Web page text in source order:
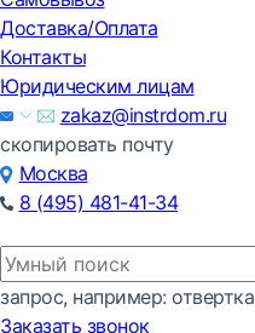
Доставка/Оплата
Контакты
Юридическим лицам
zakaz@instrdom.ru
скопировать почту
Москва
8 (495) 481-41-34
запрос, например: отвертка
Заказать звонок